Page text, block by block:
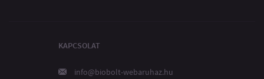
KAPCSOLAT
info@biobolt-webaruhaz.hu